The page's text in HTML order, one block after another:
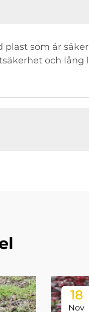
som är
och lång
18
Nov